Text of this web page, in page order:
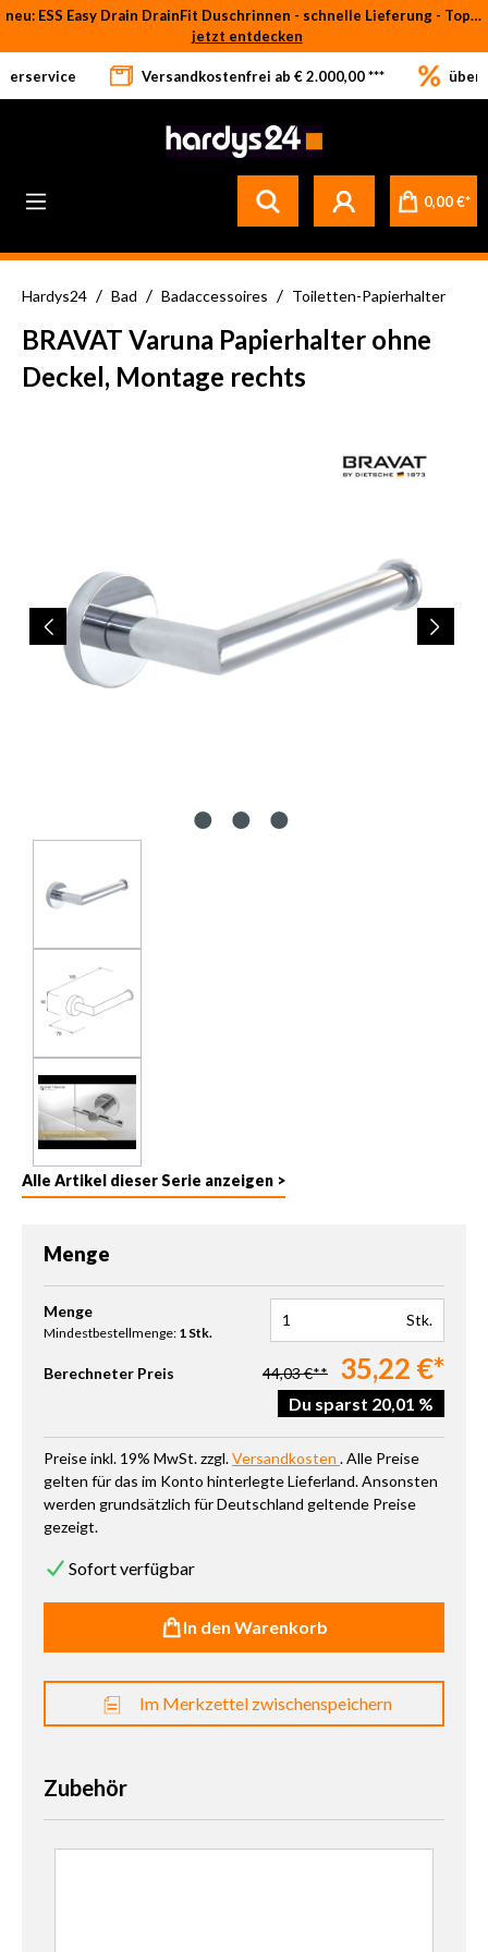
Zum Hauptinhalt springen
neu: ESS Easy Drain DrainFit Duschrinnen - schnelle Lieferung - Top-Preise
jetzt entdecken
Versandkostenfrei ab € 2.000,00 *** über
0,00 €*
Hardys24 / Bad / Badaccessoires / Toiletten-Papierhalter
BRAVAT Varuna Papierhalter ohne
Deckel, Montage rechts
Alle Artikel dieser Serie anzeigen >
Menge
Produkt Anzahl: Gib den gewünschten Wert ein oder benutze
Menge
Mindestbestellmenge: 1 Stk.
Stk.
Berechneter Preis 44,03 €** 35,22 €*
Du sparst 20,01 %
Preise inkl. 19% MwSt. zzgl.Versandkosten . Alle Preise
gelten für das im Konto hinterlegte Lieferland. Ansonsten
werden grundsätzlich für Deutschland geltende Preise
gezeigt.
Sofort verfügbar
In den Warenkorb
Im Merkzettel zwischenspeichern
Zubehör